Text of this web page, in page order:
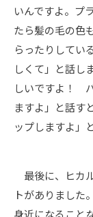
いんですよ。プ
たら髪の毛の色
らったりしてい
しくて」と話し
しいですよ！
ますよ」と話す
ップしますよ」
最後に、ヒカ
トがありました
身近になること